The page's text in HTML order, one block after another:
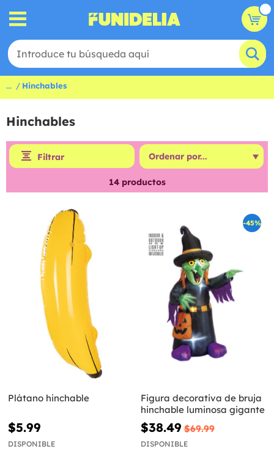
... Hinchables
Hinchables
Filtrar
14productos
Plátano hinchable
$5.99
DISPONIBLE
-45%
Figura decorativa de bruja
hinchable luminosa gigante
$38.49 $69.99
DISPONIBLE